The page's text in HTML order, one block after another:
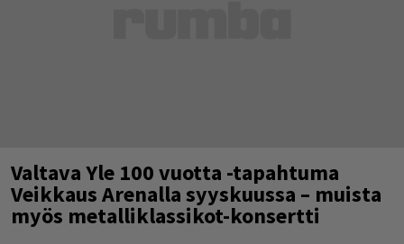
Valtava Yle 100 vuotta -tapahtuma
Veikkaus Arenalla syyskuussa – muista
myös metalliklassikot-konsertti